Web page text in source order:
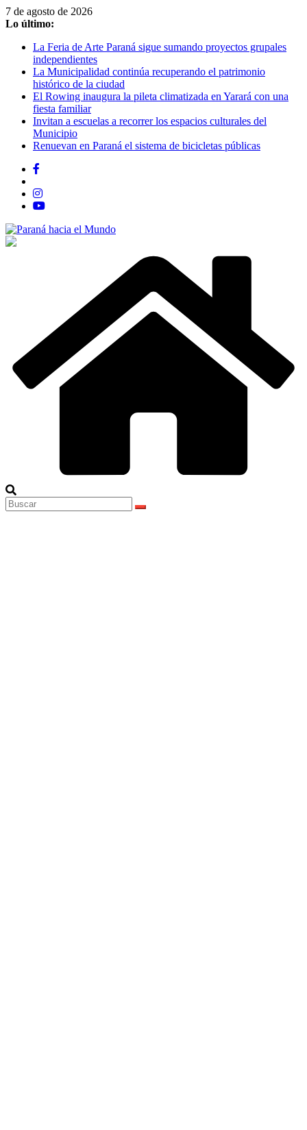
Saltar
al
7 de agosto de 2026
Lo último:
La Feria de Arte Paraná sigue sumando proyectos grupales
independientes
La Municipalidad continúa recuperando el patrimonio
histórico de la ciudad
El Rowing inaugura la pileta climatizada en Yarará con una
fiesta familiar
Invitan a escuelas a recorrer los espacios culturales del
Municipio
Renuevan en Paraná el sistema de bicicletas públicas